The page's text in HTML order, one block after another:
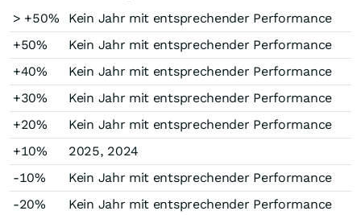
> +50%
Kein Jahr mit entsprechender Performance
+50%
Kein Jahr mit entsprechender Performance
+40%
Kein Jahr mit entsprechender Performance
+30%
Kein Jahr mit entsprechender Performance
+20%
Kein Jahr mit entsprechender Performance
+10%
2025, 2024
-10%
Kein Jahr mit entsprechender Performance
-20%
Kein Jahr mit entsprechender Performance